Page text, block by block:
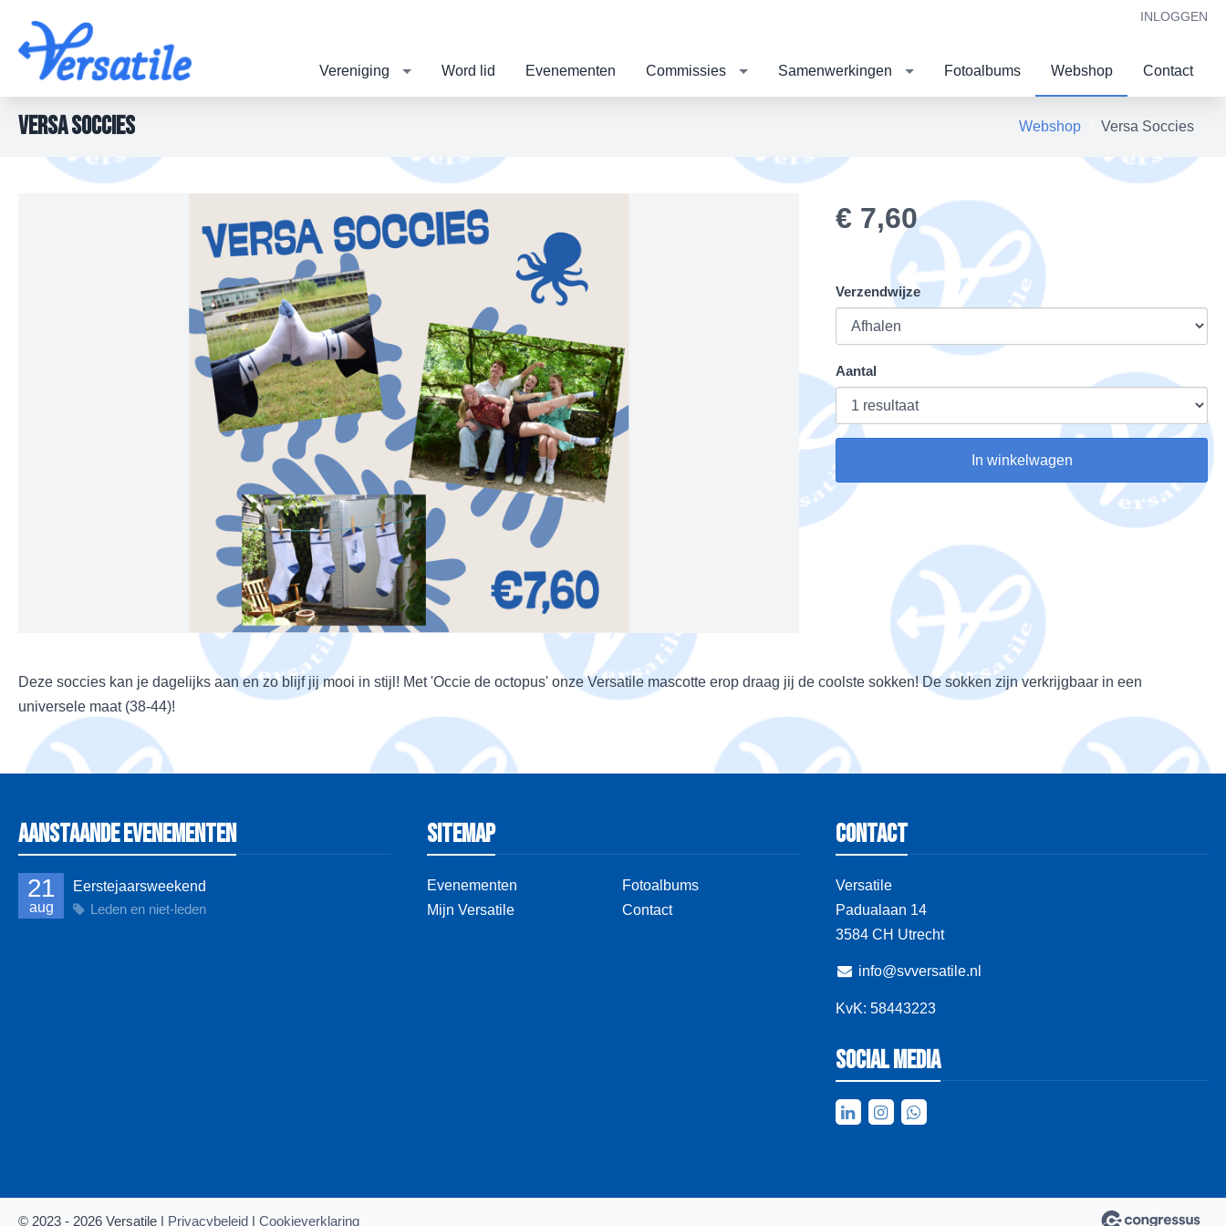
INLOGGEN
Vereniging Word lid Evenementen Commissies Samenwerkingen Fotoalbums Webshop Contact
Webshop Versa Soccies
Versa Soccies
€ 7,60
Verzendwijze
Aantal
In winkelwagen
Deze soccies kan je dagelijks aan en zo blijf jij mooi in stijl! Met 'Occie de octopus' onze Versatile mascotte erop draag jij de coolste sokken! De sokken zijn verkrijgbaar in een
universele maat (38-44)!
Aanstaande evenementen
21
aug
Eerstejaarsweekend
Leden en niet-leden
Sitemap
Evenementen
Mijn Versatile
Fotoalbums
Contact
Contact
Versatile
Padualaan 14
3584 CH Utrecht
info@svversatile.nl
KvK: 58443223
Social media
© 2023 - 2026 Versatile | Privacybeleid | Cookieverklaring